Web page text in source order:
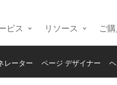
ビス リソース ご
ーター ページ デザイナー